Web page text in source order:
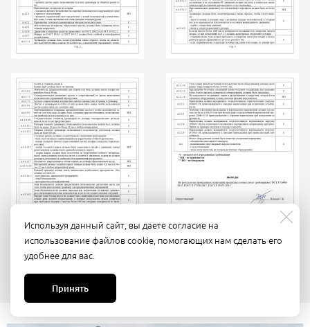
Используя данный сайт, вы даете согласие на
использование файлов cookie, помогающих нам сделать его
удобнее для вас.
Принять